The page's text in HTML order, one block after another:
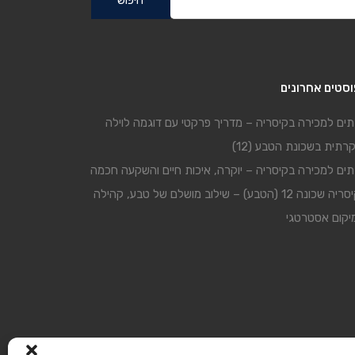
אחרונים
למכירה בקיסריה – מדריך פרקטי עם דוגמה לוילה
בשכונת הטבע (12)
למכירה בקיסריה – יוקרה, איכות חיים והשקעה חכמה
קיסריה שכונה 12 (הטבע) – שילוב מושלם של טבע, קהילה
אסטרטגי